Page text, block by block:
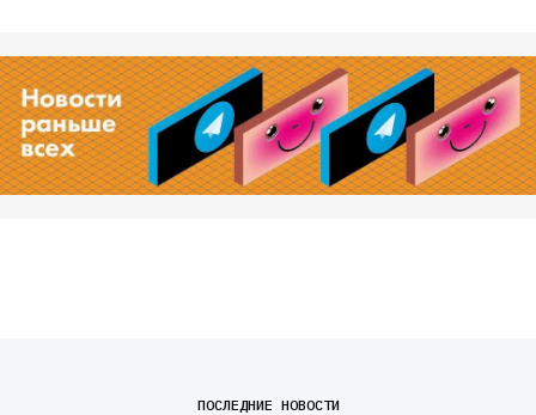
ПОСЛЕДНИЕ НОВОСТИ